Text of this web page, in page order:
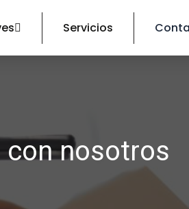
Servicios
nosotros